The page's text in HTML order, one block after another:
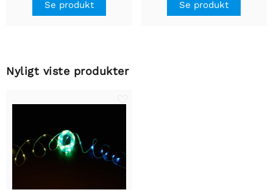
Se produkt Se produkt
Nyligt viste produkter